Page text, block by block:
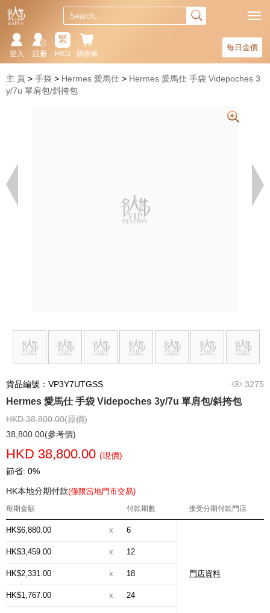
每日金價
購物車
繁
HKD
註冊
登入
主 頁 手袋 Hermes 愛馬仕
Hermes 愛馬仕 手袋 Videpoches 3
y/7u 單肩包/斜挎包
貨品編號：VP3Y7UTGSS 3275
Hermes 愛馬仕 手袋 Videpoches 3y/7u 單肩包/斜挎包
HKD 38,800.00(原價)
38,800.00(參考價)
HKD 38,800.00 (現價)
節省: 0%
HK本地分期付款(僅限當地門市交易)
每期金額 付款期數 接受分期付款門店
HK$6,880.00 x 6
門店資料
HK$3,459.00 x 12
HK$2,331.00 x 18
HK$1,767.00 x 24